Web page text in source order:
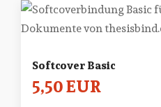
Softcover Basic
5,50 EUR